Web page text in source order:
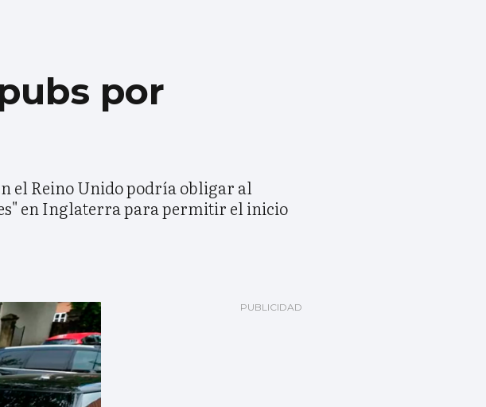
por
el Reino Unido podría obligar al
en Inglaterra para permitir el inicio